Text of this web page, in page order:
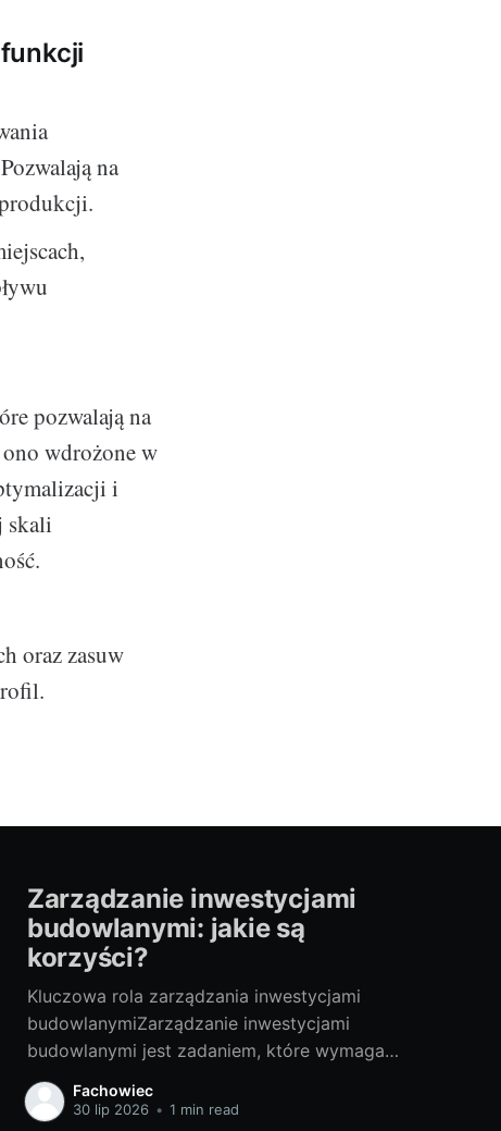
na
pozwalają na
wdrożone w
i
skali
oraz zasuw
Zarządzanie inwestycjami
budowlanymi: jakie są
korzyści?
Kluczowa rola zarządzania inwestycjami
budowlanymiZarządzanie inwestycjami
budowlanymi jest zadaniem, które wymaga
szczególnej uwagi oraz wiedzy. Jego głównym
celem jest realizacja projektu zgodnie z
Fachowiec
30 lip 2026 • 1 min read